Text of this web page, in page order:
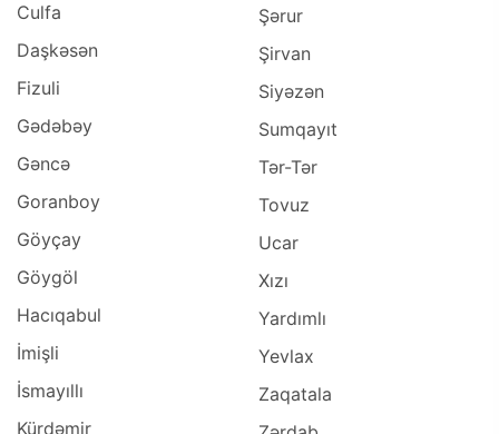
Culfa
Daşkəsən
Fizuli
Gədəbəy
Gəncə
Goranboy
Göyçay
Göygöl
Hacıqabul
İmişli
İsmayıllı
Kürdəmir
Şərur
Şirvan
Siyəzən
Sumqayıt
Tər-Tər
Tovuz
Ucar
Xızı
Yardımlı
Yevlax
Zaqatala